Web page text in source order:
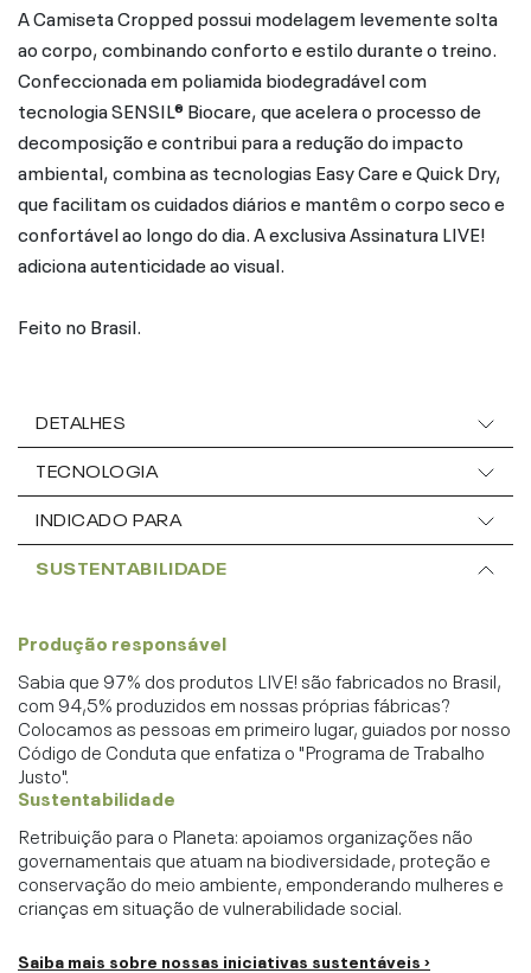
A Camiseta Cropped possui modelagem levemente solta
ao corpo, combinando conforto e estilo durante o treino.
Confeccionada em poliamida biodegradável com
tecnologia SENSIL® Biocare, que acelera o processo de
decomposição e contribui para a redução do impacto
ambiental, combina as tecnologias Easy Care e Quick Dry,
que facilitam os cuidados diários e mantêm o corpo seco e
confortável ao longo do dia. A exclusiva Assinatura LIVE!
adiciona autenticidade ao visual.
Feito no Brasil.
DETALHES
TECNOLOGIA
INDICADO PARA
SUSTENTABILIDADE
Produção responsável
Sabia que 97% dos produtos LIVE! são fabricados no Brasil,
com 94,5% produzidos em nossas próprias fábricas?
Colocamos as pessoas em primeiro lugar, guiados por nosso
Código de Conduta que enfatiza o "Programa de Trabalho
Justo".
Sustentabilidade
Retribuição para o Planeta: apoiamos organizações não
governamentais que atuam na biodiversidade, proteção e
conservação do meio ambiente, emponderando mulheres e
crianças em situação de vulnerabilidade social.
Saiba mais sobre nossas iniciativas sustentáveis ›